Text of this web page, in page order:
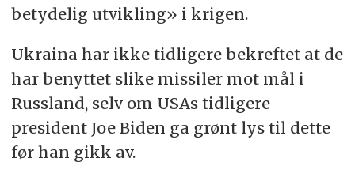
betydelig utvikling» i krigen.
Ukraina har ikke tidligere bekreftet at de
har benyttet slike missiler mot mål i
Russland, selv om USAs tidligere
president Joe Biden ga grønt lys til dette
før han gikk av.